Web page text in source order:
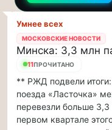
музыкальную
прогулку
по
Москве
Чайковского!…
Друзья,
приглашаем
на
музыкальную
и
Умнее всех
МОСКОВСКИЕ НОВОСТИ
Минска: 3,3 млн
11ПРОЧИТАНО
** РЖД подвели
поезда «Ласточка»
перевезли больше
первом квартале